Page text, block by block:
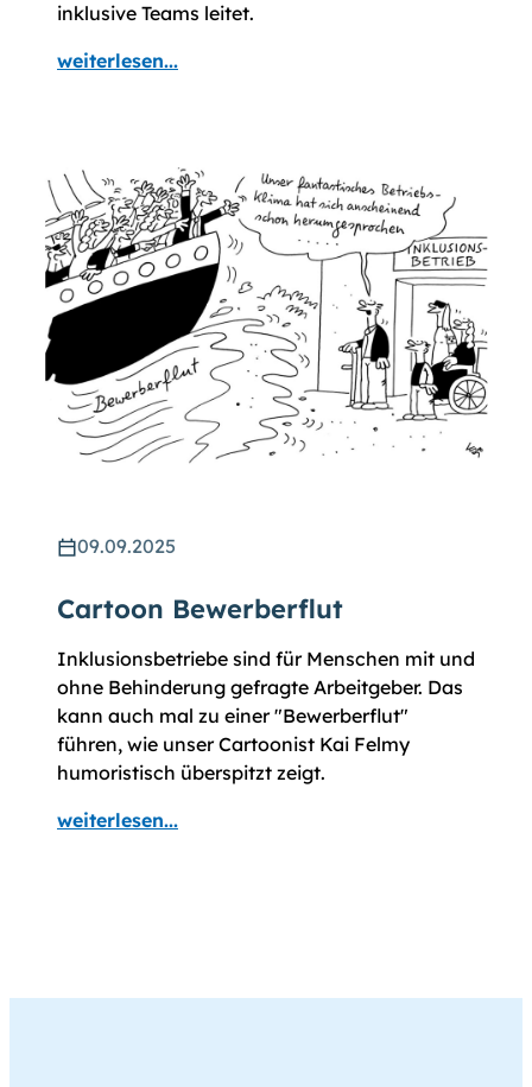
inklusive Teams leitet.
weiterlesen...
09.09.2025
Cartoon Bewerberflut
Inklusionsbetriebe sind für Menschen mit und
ohne Behinderung gefragte Arbeitgeber. Das
kann auch mal zu einer "Bewerberflut"
führen, wie unser Cartoonist Kai Felmy
humoristisch überspitzt zeigt.
weiterlesen...